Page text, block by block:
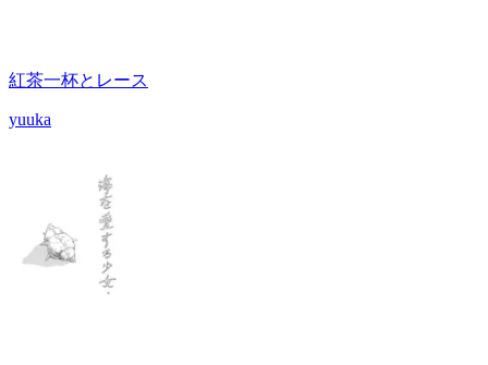
紅茶一杯とレース
yuuka